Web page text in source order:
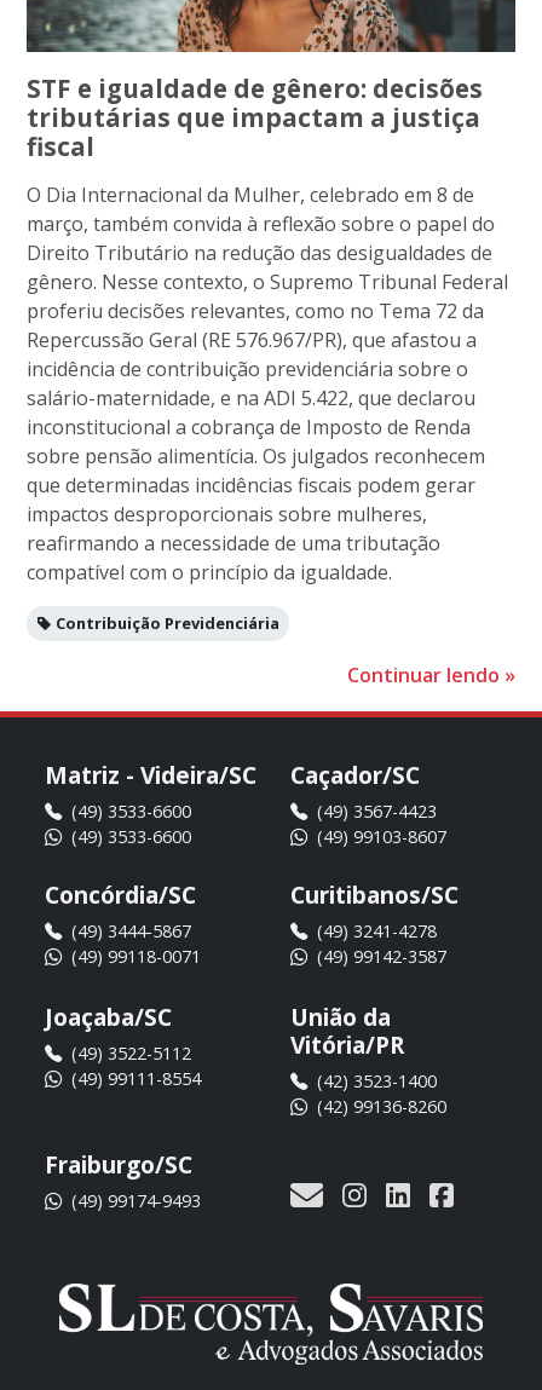
STF e igualdade de gênero: decisões
tributárias que impactam a justiça
fiscal
O Dia Internacional da Mulher, celebrado em 8 de
março, também convida à reflexão sobre o papel do
Direito Tributário na redução das desigualdades de
gênero. Nesse contexto, o Supremo Tribunal Federal
proferiu decisões relevantes, como no Tema 72 da
Repercussão Geral (RE 576.967/PR), que afastou a
incidência de contribuição previdenciária sobre o
salário-maternidade, e na ADI 5.422, que declarou
inconstitucional a cobrança de Imposto de Renda
sobre pensão alimentícia. Os julgados reconhecem
que determinadas incidências fiscais podem gerar
impactos desproporcionais sobre mulheres,
reafirmando a necessidade de uma tributação
compatível com o princípio da igualdade.
Contribuição Previdenciária
Continuar lendo »
Matriz - Videira/SC
(49) 3533-6600
(49) 3533-6600
Caçador/SC
(49) 3567-4423
(49) 99103-8607
Concórdia/SC
(49) 3444-5867
(49) 99118-0071
Curitibanos/SC
(49) 3241-4278
(49) 99142-3587
Joaçaba/SC
(49) 3522-5112
(49) 99111-8554
União da
Vitória/PR
(42) 3523-1400
(42) 99136-8260
Fraiburgo/SC
(49) 99174-9493